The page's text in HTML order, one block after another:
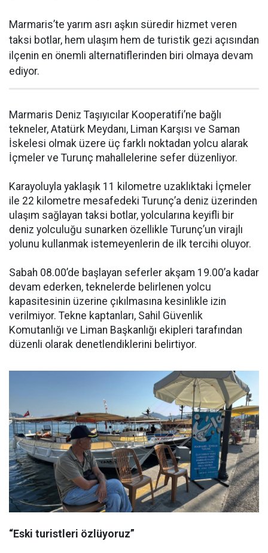
Marmaris’te yarım asrı aşkın süredir hizmet veren
taksi botlar, hem ulaşım hem de turistik gezi açısından
ilçenin en önemli alternatiflerinden biri olmaya devam
ediyor.
Marmaris Deniz Taşıyıcılar Kooperatifi’ne bağlı
tekneler, Atatürk Meydanı, Liman Karşısı ve Saman
İskelesi olmak üzere üç farklı noktadan yolcu alarak
İçmeler ve Turunç mahallelerine sefer düzenliyor.
Karayoluyla yaklaşık 11 kilometre uzaklıktaki İçmeler
ile 22 kilometre mesafedeki Turunç’a deniz üzerinden
ulaşım sağlayan taksi botlar, yolcularına keyifli bir
deniz yolculuğu sunarken özellikle Turunç’un virajlı
yolunu kullanmak istemeyenlerin de ilk tercihi oluyor.
Sabah 08.00’de başlayan seferler akşam 19.00’a kadar
devam ederken, teknelerde belirlenen yolcu
kapasitesinin üzerine çıkılmasına kesinlikle izin
verilmiyor. Tekne kaptanları, Sahil Güvenlik
Komutanlığı ve Liman Başkanlığı ekipleri tarafından
düzenli olarak denetlendiklerini belirtiyor.
“Eski turistleri özlüyoruz”